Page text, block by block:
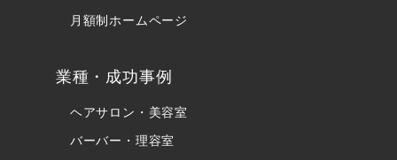
月額制ホームページ
業種・成功事例
ヘアサロン・美容室
バーバー・理容室